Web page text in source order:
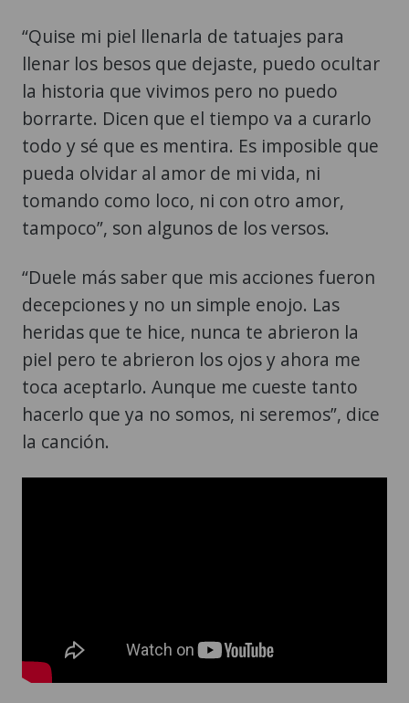
“Quise mi piel llenarla de tatuajes para
llenar los besos que dejaste, puedo ocultar
la historia que vivimos pero no puedo
borrarte. Dicen que el tiempo va a curarlo
todo y sé que es mentira. Es imposible que
pueda olvidar al amor de mi vida, ni
tomando como loco, ni con otro amor,
tampoco”, son algunos de los versos.
“Duele más saber que mis acciones fueron
decepciones y no un simple enojo. Las
heridas que te hice, nunca te abrieron la
piel pero te abrieron los ojos y ahora me
toca aceptarlo. Aunque me cueste tanto
hacerlo que ya no somos, ni seremos”, dice
la canción.